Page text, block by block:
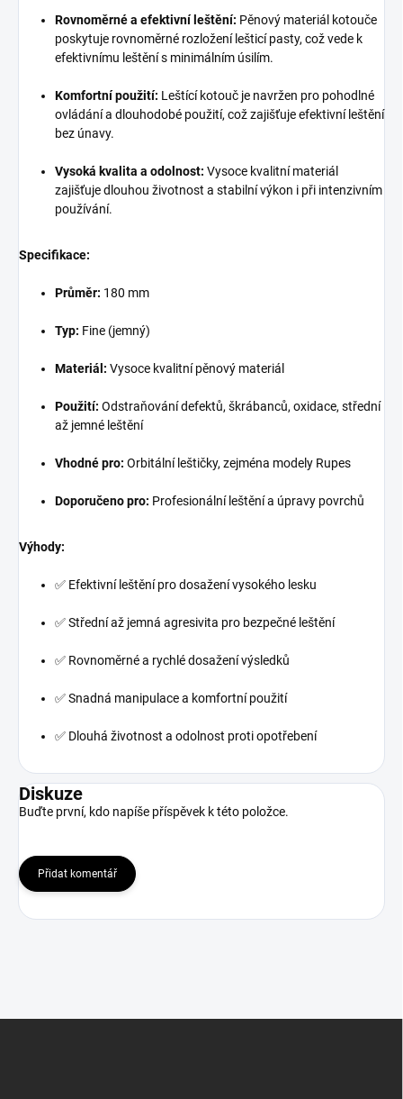
Rovnoměrné a efektivní leštění: Pěnový materiál kotouče
poskytuje rovnoměrné rozložení lešticí pasty, což vede k
efektivnímu leštění s minimálním úsilím.
Komfortní použití: Leštící kotouč je navržen pro pohodlné
ovládání a dlouhodobé použití, což zajišťuje efektivní leštění
bez únavy.
Vysoká kvalita a odolnost: Vysoce kvalitní materiál
zajišťuje dlouhou životnost a stabilní výkon i při intenzivním
používání.
Specifikace:
Průměr: 180 mm
Typ: Fine (jemný)
Materiál: Vysoce kvalitní pěnový materiál
Použití: Odstraňování defektů, škrábanců, oxidace, střední
až jemné leštění
Vhodné pro: Orbitální leštičky, zejména modely Rupes
Doporučeno pro: Profesionální leštění a úpravy povrchů
Výhody:
✅ Efektivní leštění pro dosažení vysokého lesku
✅ Střední až jemná agresivita pro bezpečné leštění
✅ Rovnoměrné a rychlé dosažení výsledků
✅ Snadná manipulace a komfortní použití
✅ Dlouhá životnost a odolnost proti opotřebení
Diskuze
Buďte první, kdo napíše příspěvek k této položce.
Přidat komentář